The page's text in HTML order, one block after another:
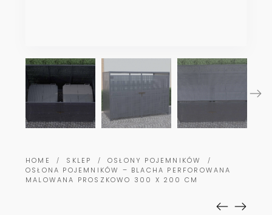
HOME / SKLEP / OSŁONY POJEMNIKÓW /
OSŁONA POJEMNIKÓW – BLACHA PERFOROWANA
MALOWANA PROSZKOWO 300 X 200 CM